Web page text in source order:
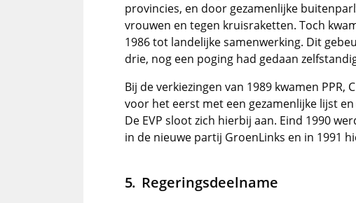
provincies, en door gezamenlijke
vrouwen en tegen kruisraketten. Toch
1986 tot landelijke samenwerking. Dit
drie, nog een poging had gedaan
Bij de verkiezingen van 1989 kwamen PPR,
voor het eerst met een gezamenlijke lijst
De EVP sloot zich hierbij aan. Eind 1990
in de nieuwe partij GroenLinks en in 1991
Regeringsdeelname